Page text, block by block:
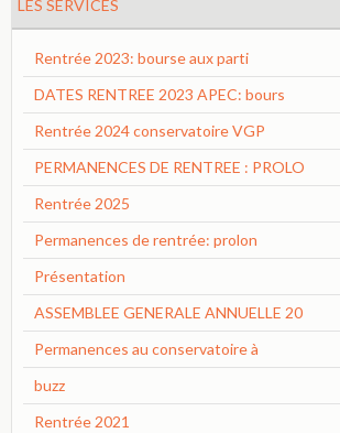
LES SERVICES
Rentrée 2023: bourse aux parti
DATES RENTREE 2023 APEC: bours
Rentrée 2024 conservatoire VGP
PERMANENCES DE RENTREE : PROLO
Rentrée 2025
Permanences de rentrée: prolon
Présentation
ASSEMBLEE GENERALE ANNUELLE 20
Permanences au conservatoire à
buzz
Rentrée 2021